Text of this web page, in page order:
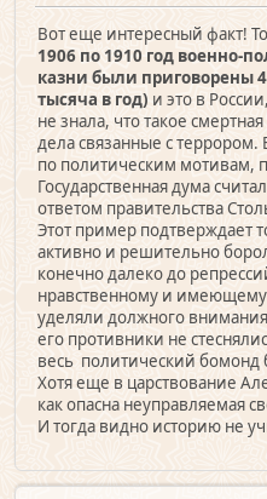
Вот еще интересный факт!
1906 по 1910 год военно-
казни были приговорены
тысяча в год) и это в
не знала, что такое
дела связанные с
по политическим мотивам,
Государственная дума
ответом правительства
Этот пример подтверждает
активно и решительно
конечно далеко до
нравственному и
уделяли должного
его противники не
весь политический
Хотя еще в царствование
как опасна неуправляемая
И тогда видно историю не